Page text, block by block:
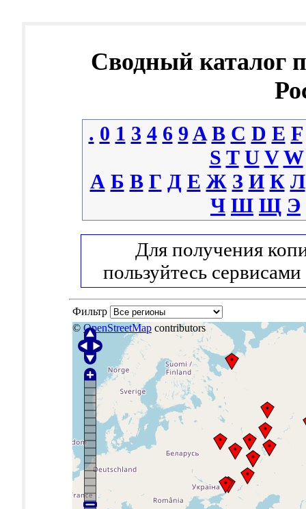
Сводный каталог
. 0 1 3 4 6 9 A B C D E F
S T U V W
А Б В Г Д Е Ж З И К Л
Ч Ш Щ Э
Для получения
пользуйтесь сервисами
Фильтр
© OpenStreetMap contributors